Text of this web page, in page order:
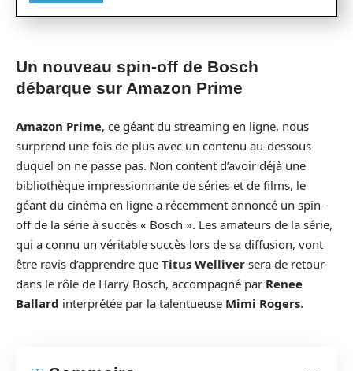
Un nouveau spin-off de Bosch
débarque sur Amazon Prime
Amazon Prime, ce géant du streaming en ligne, nous
surprend une fois de plus avec un contenu au-dessous
duquel on ne passe pas. Non content d’avoir déjà une
bibliothèque impressionnante de séries et de films, le
géant du cinéma en ligne a récemment annoncé un spin-
off de la série à succès « Bosch ». Les amateurs de la série,
qui a connu un véritable succès lors de sa diffusion, vont
être ravis d’apprendre que Titus Welliver sera de retour
dans le rôle de Harry Bosch, accompagné par Renee
Ballard interprétée par la talentueuse Mimi Rogers.